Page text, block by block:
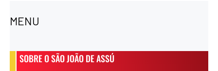
MENU
SOBRE O SÃO JOÃO DE ASSÚ